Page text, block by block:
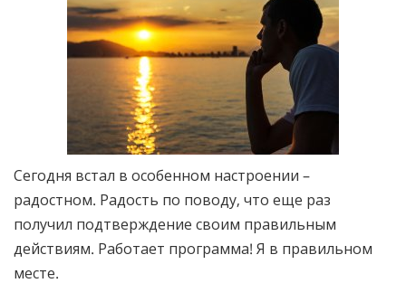
Сегодня встал в особенном настроении –
радостном. Радость по поводу, что еще раз
получил подтверждение своим правильным
действиям. Работает программа! Я в правильном
месте.